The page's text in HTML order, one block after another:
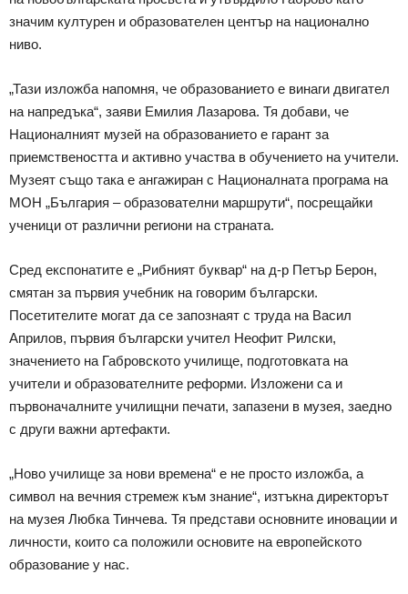
значим културен и образователен център на национално
ниво.
„Тази изложба напомня, че образованието е винаги двигател
на напредъка“, заяви Емилия Лазарова. Тя добави, че
Националният музей на образованието е гарант за
приемствеността и активно участва в обучението на учители.
Музеят също така е ангажиран с Националната програма на
МОН „България – образователни маршрути“, посрещайки
ученици от различни региони на страната.
Сред експонатите е „Рибният буквар“ на д-р Петър Берон,
смятан за първия учебник на говорим български.
Посетителите могат да се запознаят с труда на Васил
Априлов, първия български учител Неофит Рилски,
значението на Габровското училище, подготовката на
учители и образователните реформи. Изложени са и
първоначалните училищни печати, запазени в музея, заедно
с други важни артефакти.
„Ново училище за нови времена“ е не просто изложба, а
символ на вечния стремеж към знание“, изтъкна директорът
на музея Любка Тинчева. Тя представи основните иновации и
личности, които са положили основите на европейското
образование у нас.